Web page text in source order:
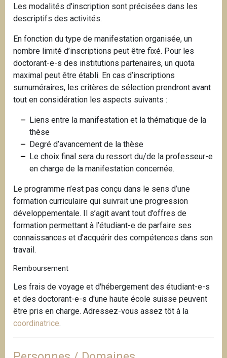
Les modalités d'inscription sont précisées dans les
descriptifs des activités.
En fonction du type de manifestation organisée, un
nombre limité d’inscriptions peut être fixé. Pour les
doctorant-e-s des institutions partenaires, un quota
maximal peut être établi. En cas d’inscriptions
surnuméraires, les critères de sélection prendront avant
tout en considération les aspects suivants :
Liens entre la manifestation et la thématique de la
thèse
Degré d’avancement de la thèse
Le choix final sera du ressort du/de la professeur-e
en charge de la manifestation concernée.
Le programme n’est pas conçu dans le sens d’une
formation curriculaire qui suivrait une progression
développementale. Il s’agit avant tout d’offres de
formation permettant à l’étudiant-e de parfaire ses
connaissances et d’acquérir des compétences dans son
travail.
Remboursement
Les frais de voyage et d'hébergement des étudiant-e-s
et des doctorant-e-s d'une haute école suisse peuvent
être pris en charge. Adressez-vous assez tôt à la
coordinatrice.